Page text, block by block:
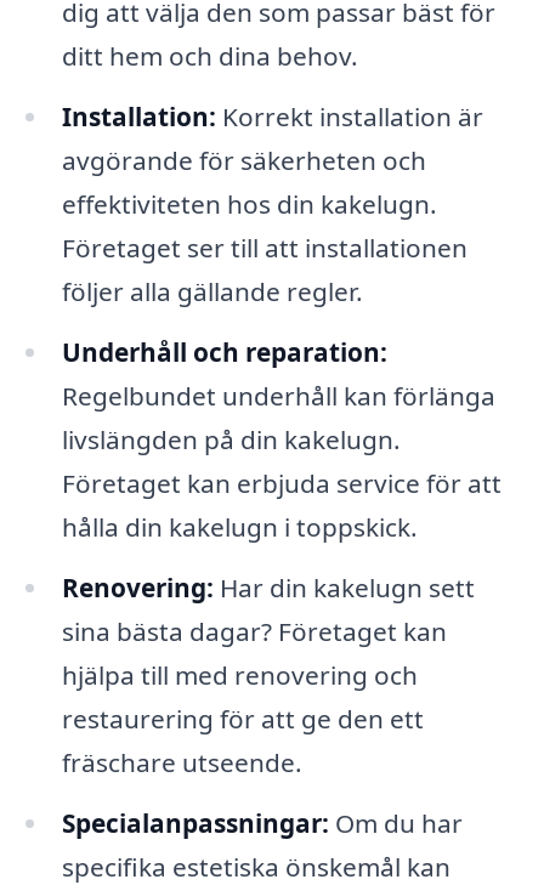
dig att välja den som passar bäst för
ditt hem och dina behov.
Installation: Korrekt installation är
avgörande för säkerheten och
effektiviteten hos din kakelugn.
Företaget ser till att installationen
följer alla gällande regler.
Underhåll och reparation:
Regelbundet underhåll kan förlänga
livslängden på din kakelugn.
Företaget kan erbjuda service för att
hålla din kakelugn i toppskick.
Renovering: Har din kakelugn sett
sina bästa dagar? Företaget kan
hjälpa till med renovering och
restaurering för att ge den ett
fräschare utseende.
Specialanpassningar: Om du har
specifika estetiska önskemål kan